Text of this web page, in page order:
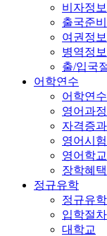
비자정보
출국준비
여권정보
병역정보
출/입국
어학연수
어학연
영어과
자격증
영어시
영어학
장학혜택
정규유학
정규유
입학절차
대학교